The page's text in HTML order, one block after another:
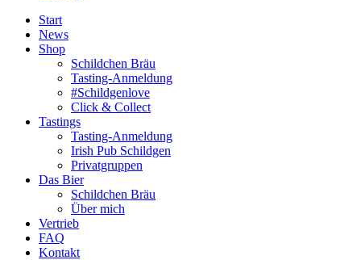
Start
News
Shop
Schildchen Bräu
Tasting-Anmeldung
#Schildgenlove
Click & Collect
Tastings
Tasting-Anmeldung
Irish Pub Schildgen
Privatgruppen
Das Bier
Schildchen Bräu
Über mich
Vertrieb
FAQ
Kontakt